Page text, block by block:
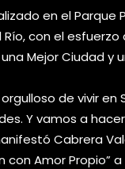
en el
Río, con el
una Mejor Ciudad
de vivir
Y vamos a
Cabrera
con Amor Propio”